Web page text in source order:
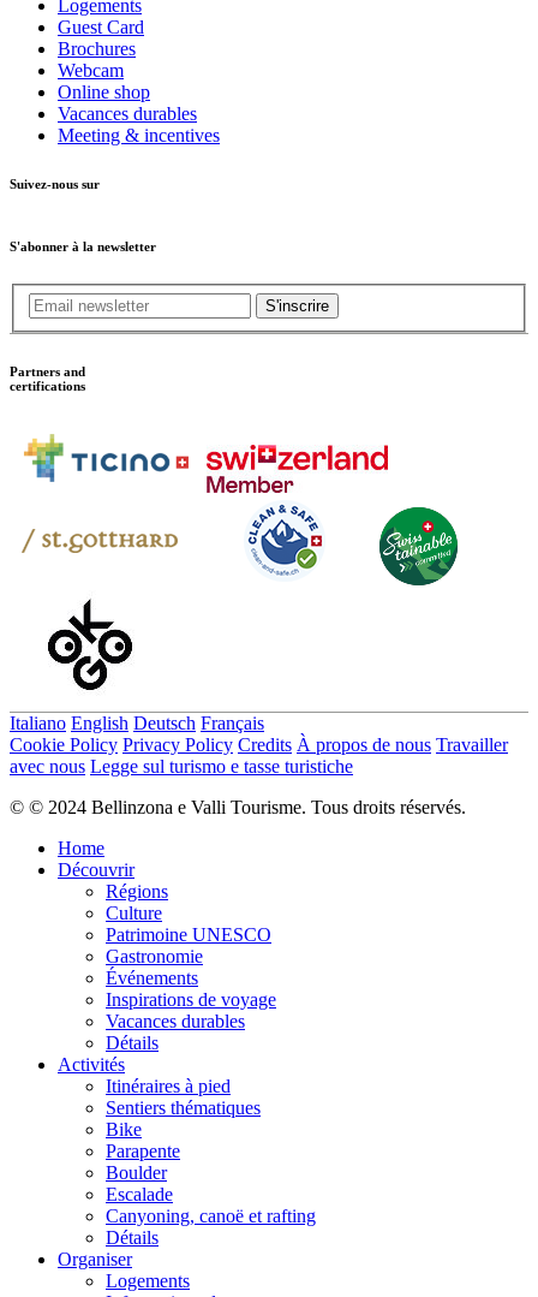
Logements
Guest Card
Brochures
Webcam
Online shop
Vacances durables
Meeting & incentives
Suivez-nous sur
S'abonner à la newsletter
S'inscrire
Partners and
certifications
Italiano English Deutsch Français
Cookie Policy Privacy Policy Credits À propos de nous Travailler
avec nous Legge sul turismo e tasse turistiche
© © 2024 Bellinzona e Valli Tourisme. Tous droits réservés.
Home
Découvrir
Régions
Culture
Patrimoine UNESCO
Gastronomie
Événements
Inspirations de voyage
Vacances durables
Détails
Activités
Itinéraires à pied
Sentiers thématiques
Bike
Parapente
Boulder
Escalade
Canyoning, canoë et rafting
Détails
Organiser
Logements